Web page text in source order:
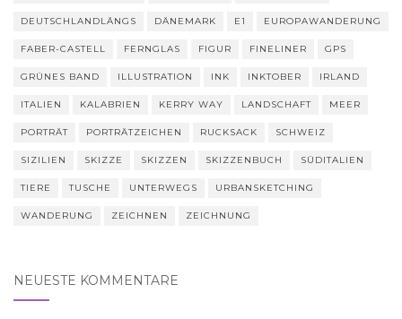
DEUTSCHLANDLÄNGS DÄNEMARK E1 EUROPAWANDERUNG
FABER-CASTELL FERNGLAS FIGUR FINELINER GPS
GRÜNES BAND ILLUSTRATION INK INKTOBER IRLAND
ITALIEN KALABRIEN KERRY WAY LANDSCHAFT MEER
PORTRÄT PORTRÄTZEICHEN RUCKSACK SCHWEIZ
SIZILIEN SKIZZE SKIZZEN SKIZZENBUCH SÜDITALIEN
TIERE TUSCHE UNTERWEGS URBANSKETCHING
WANDERUNG ZEICHNEN ZEICHNUNG
NEUESTE KOMMENTARE